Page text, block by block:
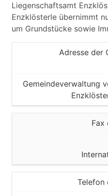
Liegenschaftsamt
Enzklösterle übernimmt
um Grundstücke sowie
Adresse der
Gemeindeverwaltung
Fax
Telefon